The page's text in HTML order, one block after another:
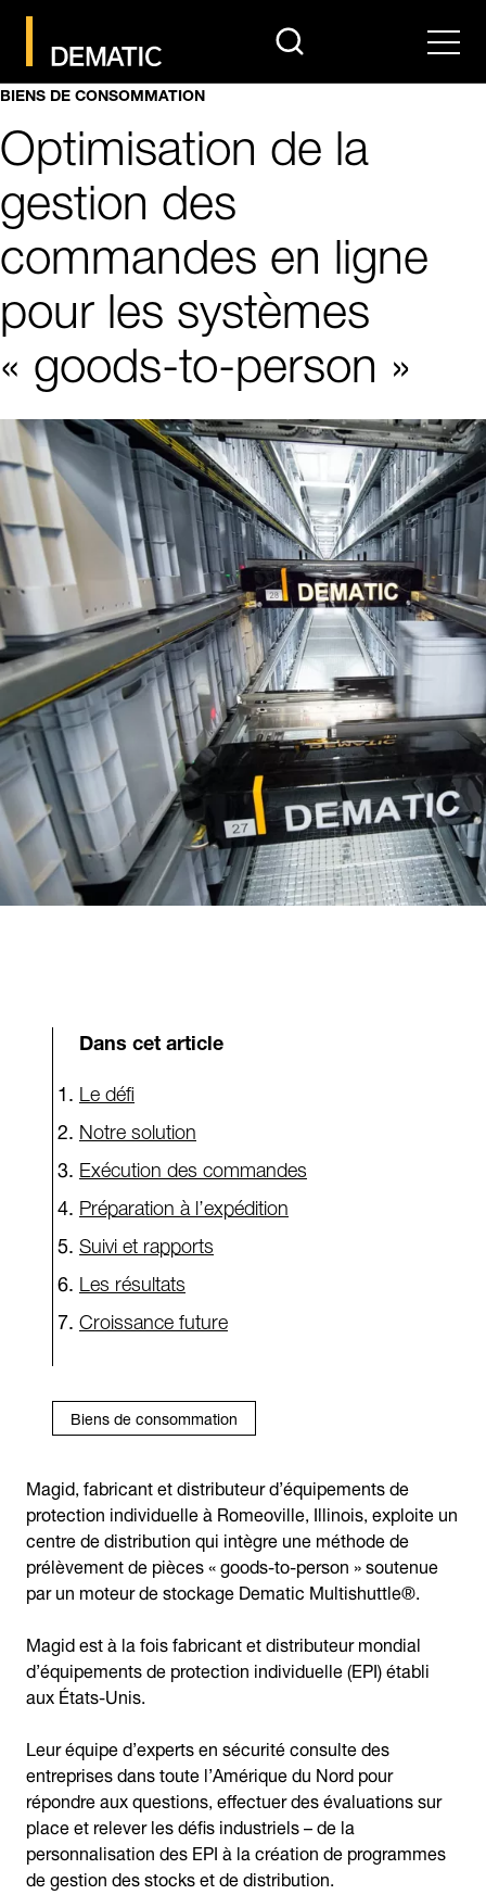
search Menu
BIENS DE CONSOMMATION
Optimisation de la
gestion des
commandes en ligne
pour les systèmes
« goods-to-person »
Dans cet article
Le défi
Notre solution
Exécution des commandes
Préparation à l’expédition
Suivi et rapports
Les résultats
Croissance future
Biens de consommation
Magid, fabricant et distributeur d’équipements de
protection individuelle à Romeoville, Illinois, exploite un
centre de distribution qui intègre une méthode de
prélèvement de pièces « goods-to-person » soutenue
par un moteur de stockage Dematic Multishuttle®.
Magid est à la fois fabricant et distributeur mondial
d’équipements de protection individuelle (EPI) établi
aux États-Unis.
Leur équipe d’experts en sécurité consulte des
entreprises dans toute l’Amérique du Nord pour
répondre aux questions, effectuer des évaluations sur
place et relever les défis industriels – de la
personnalisation des EPI à la création de programmes
de gestion des stocks et de distribution.